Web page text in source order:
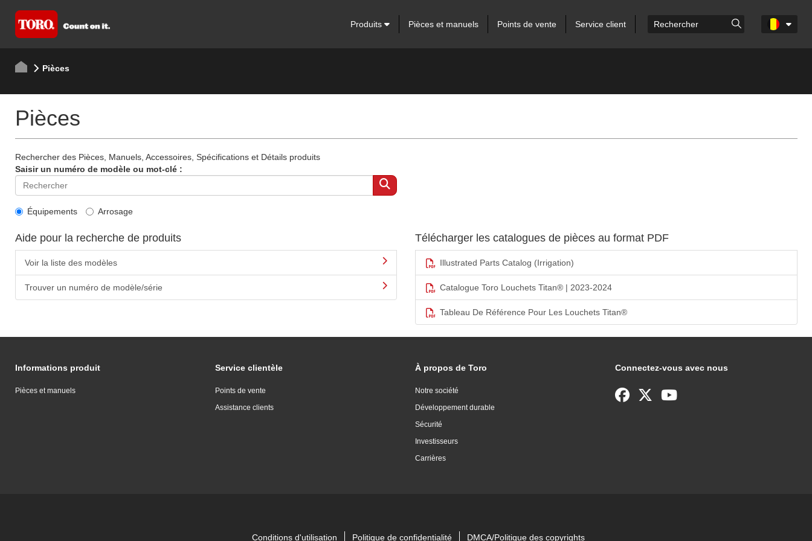
Produits Pièces et manuels Points de vente Service client
Pièces
Pièces
Rechercher des Pièces, Manuels, Accessoires, Spécifications et Détails produits
Saisir un numéro de modèle ou mot-clé :
Équipements Arrosage
Aide pour la recherche de produits
Voir la liste des modèles
Trouver un numéro de modèle/série
Télécharger les catalogues de pièces au format PDF
Illustrated Parts Catalog (Irrigation)
Catalogue Toro Louchets Titan® | 2023-2024
Tableau De Référence Pour Les Louchets Titan®
Informations produit
Pièces et manuels
Service clientèle
Points de vente
Assistance clients
À propos de Toro
Notre société
Développement durable
Sécurité
Investisseurs
Carrières
Connectez-vous avec nous
Conditions d'utilisation Politique de confidentialité DMCA/Politique des copyrights